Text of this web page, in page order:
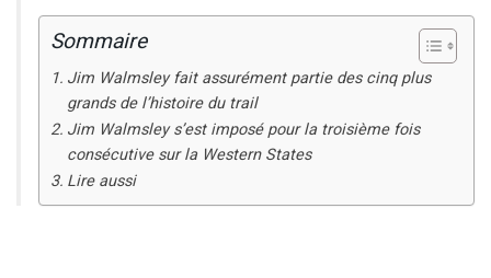
Sommaire
Jim Walmsley fait assurément partie des cinq plus
grands de l’histoire du trail
Jim Walmsley s’est imposé pour la troisième fois
consécutive sur la Western States
Lire aussi